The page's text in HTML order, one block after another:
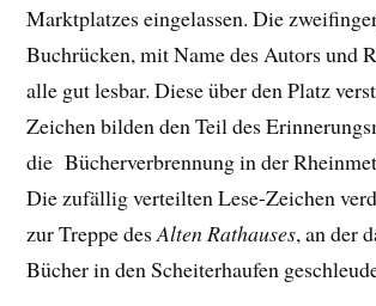
Marktplatzes eingelassen. Die
Buchrücken, mit Name des Autors und
alle gut lesbar. Diese über den Platz
Zeichen bilden den Teil des
die Bücherverbrennung in der
Die zufällig verteilten Lese-Zeichen
zur Treppe desAlten Rathauses, an der
Bücher in den Scheiterhaufen